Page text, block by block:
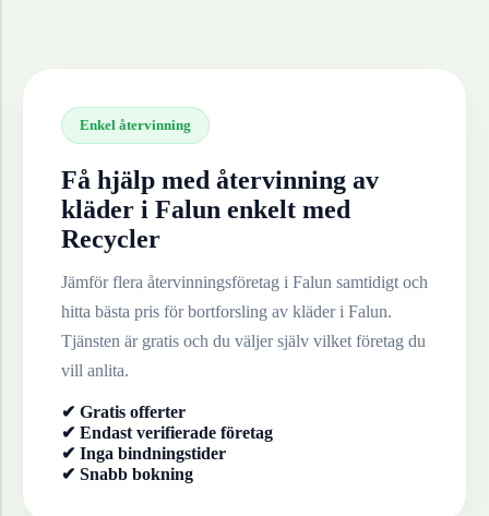
Enkel återvinning
Få hjälp med återvinning av
kläder i Falun enkelt med
Recycler
Jämför flera återvinningsföretag i Falun samtidigt och
hitta bästa pris för bortforsling av kläderi Falun.
Tjänsten är gratis och du väljer själv vilket företag du
vill anlita.
✔ Gratis offerter
✔ Endast verifierade företag
✔ Inga bindningstider
✔ Snabb bokning